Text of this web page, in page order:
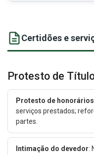
Certidões e
Protesto de
Protesto de honorários
serviços prestados;
partes.
Intimação do devedor: